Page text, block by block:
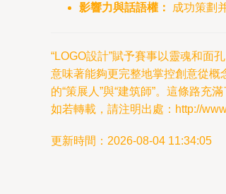
影響力與話語權：
成功策劃
“LOGO設計”賦予賽事以靈魂和面
意味著能夠更完整地掌控創意從
的“策展人”與“建筑師”。這條路充
如若轉載，請注明出處：http://
更新時間：2026-08-04 11:34:05